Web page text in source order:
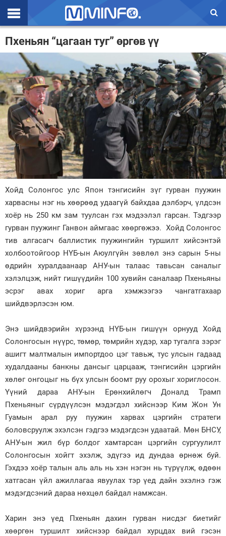
Эхлэл
Цаг агаар
Валют ханш
Улс төр
Эдийн засаг
Үзэл бодол
Спорт
Нийгэм
Дэлхий
Энтертайнмэнт
Зурхай
Пхеньян “цагаан туг” өргөв үү
Хойд Солонгос улс Япон тэнгисийн зүг гурван пуужин
харвасны нэг нь хөөрөөд удаагүй байхдаа дэлбэрч, үлдсэн
хоёр нь 250 км зам туулсан гэх мэдээлэл гарсан. Тэдгээр
гурван пуужинг Ганвон аймгаас хөөргөжээ. Хойд Солонгос
тив алгасагч баллистик пуужингийн туршилт хийсэнтэй
холбоотойгоор НҮБ-ын Аюулгүйн зөвлөл энэ сарын 5-ны
өдрийн хуралдаанаар АНУ-ын талаас тавьсан саналыг
хэлэлцэж, нийт гишүүдийн 100 хувийн саналаар Пхеньяны
эсрэг авах хориг арга хэмжээгээ чангатгахаар
шийдвэрлэсэн юм.
Энэ шийдвэрийн хүрээнд НҮБ-ын гишүүн орнууд Хойд
Солонгосын нүүрс, төмөр, төмрийн хүдэр, хар тугалга зэрэг
ашигт малтмалын импортдоо цэг тавьж, тус улсын гадаад
худалдааны банкны дансыг царцааж, тэнгисийн цэргийн
хөлөг онгоцыг нь бүх улсын боомт руу орохыг хориглосон.
Үүний дараа АНУ-ын Ерөнхийлөгч Доналд Трамп
Пхеньяныг сүрдүүлсэн мэдэгдэл хийснээр Ким Жон Ун
Гуамын арал руу пуужин харвах цэргийн стратеги
боловсруулж эхэлсэн гэдгээ мэдэгдсэн удаатай. Мөн БНСУ,
АНУ-ын жил бүр болдог хамтарсан цэргийн сургуулилт
Солонгосын хойгт эхэлж, эдүгээ ид дундаа өрнөж буй.
Гэхдээ хоёр талын аль аль нь хэн нэгэн нь түрүүлж, өдөөн
хатгасан үйл ажиллагаа явуулах тэр үед дайн эхэлнэ гэж
мэдэгдсэний дараа нөхцөл байдал намжсан.
Харин энэ үед Пхеньян дахин гурван нисдэг биетийг
хөөргөн туршилт хийснээр байдал хурцдах вий гэсэн